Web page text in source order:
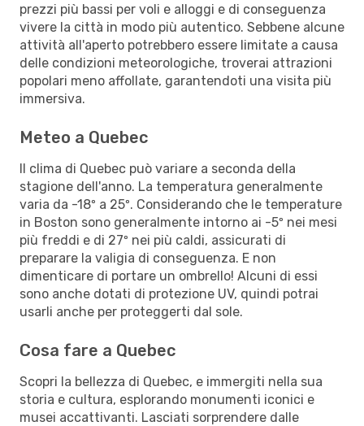
prezzi più bassi per voli e alloggi e di conseguenza
vivere la città in modo più autentico. Sebbene alcune
attività all'aperto potrebbero essere limitate a causa
delle condizioni meteorologiche, troverai attrazioni
popolari meno affollate, garantendoti una visita più
immersiva.
Meteo a Quebec
Il clima di Quebec può variare a seconda della
stagione dell'anno. La temperatura generalmente
varia da -18º a 25º. Considerando che le temperature
in Boston sono generalmente intorno ai -5º nei mesi
più freddi e di 27º nei più caldi, assicurati di
preparare la valigia di conseguenza. E non
dimenticare di portare un ombrello! Alcuni di essi
sono anche dotati di protezione UV, quindi potrai
usarli anche per proteggerti dal sole.
Cosa fare a Quebec
Scopri la bellezza di Quebec, e immergiti nella sua
storia e cultura, esplorando monumenti iconici e
musei accattivanti. Lasciati sorprendere dalle